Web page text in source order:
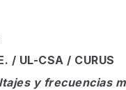
/ UL-CSA / CURUS
y frecuencias